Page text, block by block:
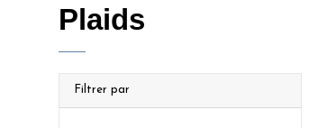
Plaids
Filtrer par